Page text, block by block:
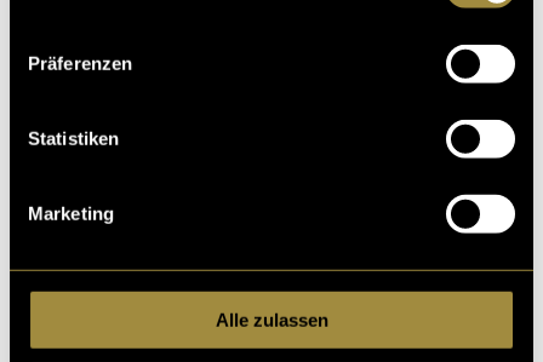
Präferenzen
Statistiken
Marketing
Alle zulassen
(vha)